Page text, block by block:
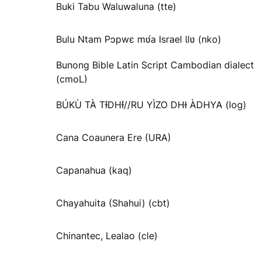
Buki Tabu Waluwaluna (tte)
Bulu Ntam Pɔpwɛ mʋ́a Israel Ɩlʋ (nko)
Bunong Bible Latin Script Cambodian dialect
(cmoL)
BÚKÙ TÀ TƗ́DHƗ́//RU YÌZO DHƗ ÀDHYA (log)
Cana Coaunera Ere (URA)
Capanahua (kaq)
Chayahuita (Shahui) (cbt)
Chinantec, Lealao (cle)